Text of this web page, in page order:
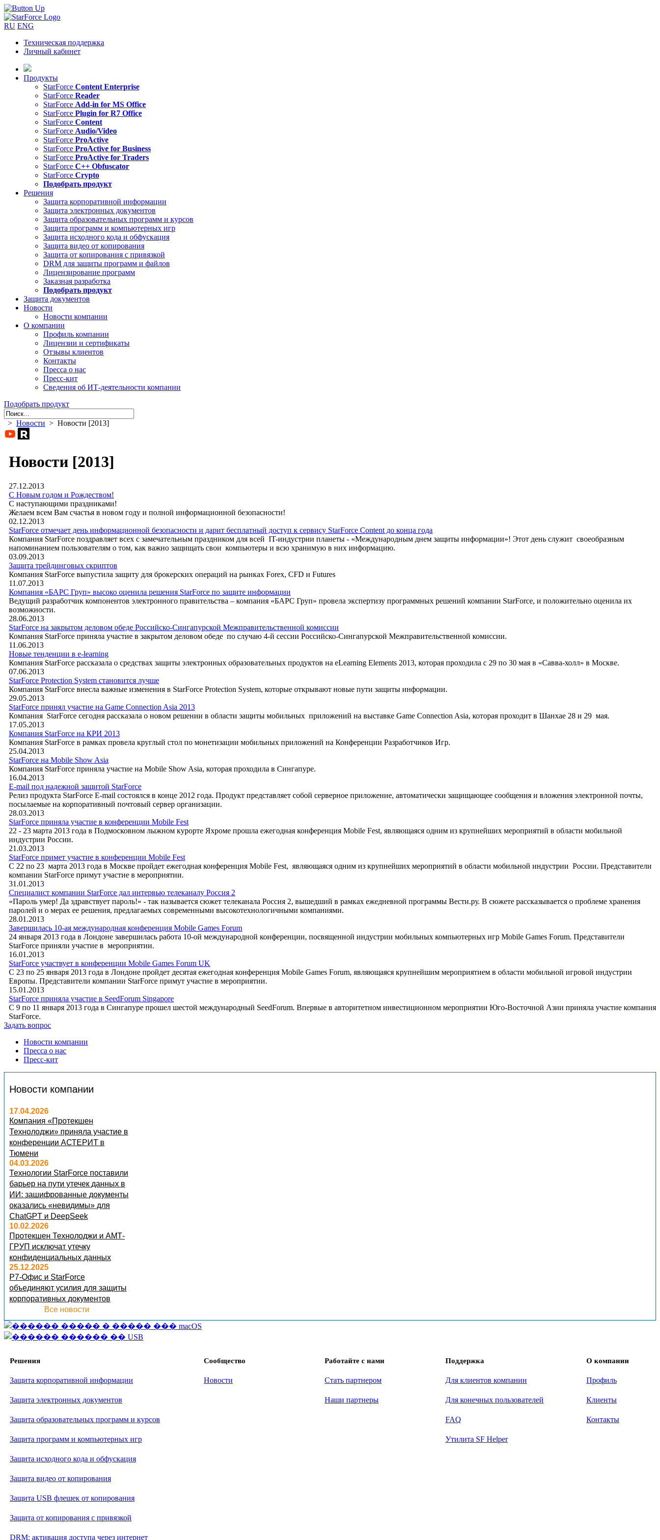
RU ENG
Техническая поддержка
Личный кабинет
Продукты
StarForce Content Enterprise
StarForce Reader
StarForce Add-in for MS Office
StarForce Plugin for R7 Office
StarForce Content
StarForce Audio/Video
StarForce ProActive
StarForce ProActive for Business
StarForce ProActive for Traders
StarForce C++ Obfuscator
StarForce Crypto
Подобрать продукт
Решения
Защита корпоративной информации
Защита электронных документов
Защита образовательных программ и курсов
Защита программ и компьютерных игр
Защита исходного кода и обфускация
Защита видео от копирования
Защита от копирования с привязкой
DRM для защиты программ и файлов
Лицензирование программ
Заказная разработка
Подобрать продукт
Защита документов
Новости
Новости компании
О компании
Профиль компании
Лицензии и сертификаты
Отзывы клиентов
Контакты
Пресса о нас
Пресс-кит
Сведения об ИТ-деятельности компании
Подобрать продукт
> Новости > Новости [2013]
Новости [2013]
27.12.2013
С Новым годом и Рождеством!
C наступающими праздниками!
Желаем всем Вам счастья в новом году и полной информационной безопасности!
02.12.2013
StarForce отмечает день информационной безопасности и дарит бесплатный доступ к сервису StarForce Content до конца года
Компания StarForce поздравляет всех с замечательным праздником для всей IT-индустрии планеты - «Международным днем защиты информации»! Этот день служит своеобразным
напоминанием пользователям о том, как важно защищать свои компьютеры и всю хранимую в них информацию.
03.09.2013
Защита трейдинговых скриптов
Компания StarForce выпустила защиту для брокерских операций на рынках Forex, CFD и Futures
11.07.2013
Компания «БАРС Груп» высоко оценила решения StarForce по защите информации
Ведущий разработчик компонентов электронного правительства – компания «БАРС Груп» провела экспертизу программных решений компании StarForce, и положительно оценила их
возможности.
28.06.2013
StarForce на закрытом деловом обеде Российско-Сингапурской Межправительственной комиссии
Компания StarForce приняла участие в закрытом деловом обеде по случаю 4-й сессии Российско-Сингапурской Межправительственной комиссии.
11.06.2013
Новые тенденции в e-learning
Компания StarForce рассказала о средствах защиты электронных образовательных продуктов на eLearning Elements 2013, которая проходила с 29 по 30 мая в «Савва-холл» в Москве.
07.06.2013
StarForce Protection System становится лучше
Компания StarForce внесла важные изменения в StarForce Protection System, которые открывают новые пути защиты информации.
29.05.2013
StarForce принял участие на Game Connection Asia 2013
Компания StarForce сегодня рассказала о новом решении в области защиты мобильных приложений на выставке Game Connection Asia, которая проходит в Шанхае 28 и 29 мая.
17.05.2013
Компания StarForce на КРИ 2013
Компания StarForce в рамках провела круглый стол по монетизации мобильных приложений на Конференции Разработчиков Игр.
25.04.2013
StarForce на Mobile Show Asia
Компания StarForce приняла участие на Mobile Show Asia, которая проходила в Сингапуре.
16.04.2013
E-mail под надежной защитой StarForce
Релиз продукта StarForce E-mail состоялся в конце 2012 года. Продукт представляет собой серверное приложение, автоматически защищающее сообщения и вложения электронной почты,
посылаемые на корпоративный почтовый сервер организации.
28.03.2013
StarForce приняла участие в конференции Mobile Fest
22 - 23 марта 2013 года в Подмосковном лыжном курорте Яхроме прошла ежегодная конференция Mobile Fest, являющаяся одним из крупнейших мероприятий в области мобильной
индустрии России.
21.03.2013
StarForce примет участие в конференции Mobile Fest
С 22 по 23 марта 2013 года в Москве пройдет ежегодная конференция Mobile Fest, являющаяся одним из крупнейших мероприятий в области мобильной индустрии России. Представители
компании StarForce примут участие в мероприятии.
31.01.2013
Специалист компании StarForce дал интервью телеканалу Россия 2
«Пароль умер! Да здравствует пароль!» - так называется сюжет телеканала Россия 2, вышедший в рамках ежедневной программы Вести.ру. В сюжете рассказывается о проблеме хранения
паролей и о мерах ее решения, предлагаемых современными высокотехнологичными компаниями.
28.01.2013
Завершилась 10-ая международная конференция Mobile Games Forum
24 января 2013 года в Лондоне завершилась работа 10-ой международной конференции, посвященной индустрии мобильных компьютерных игр Mobile Games Forum. Представители
StarForce приняли участие в мероприятии.
16.01.2013
StarForce участвует в конференции Mobile Games Forum UK
С 23 по 25 января 2013 года в Лондоне пройдет десятая ежегодная конференция Mobile Games Forum, являющаяся крупнейшим мероприятием в области мобильной игровой индустрии
Европы. Представители компании StarForce примут участие в мероприятии.
15.01.2013
StarForce приняла участие в SeedForum Singapore
С 9 по 11 января 2013 года в Сингапуре прошел шестой международный SeedForum. Впервые в авторитетном инвестиционном мероприятии Юго-Восточной Азии приняла участие компания
StarForce.
Задать вопрос
Новости компании
Пресса о нас
Пресс-кит
Новости компании
17.04.2026
Компания «Протекшен
Технолоджи» приняла участие в
конференции АСТЕРИТ в
Тюмени
04.03.2026
Технологии StarForce поставили
барьер на пути утечек данных в
ИИ: зашифрованные документы
оказались «невидимы» для
ChatGPT и DeepSeek
10.02.2026
Протекшен Технолоджи и АМТ-
ГРУП исключат утечку
конфиденциальных данных
25.12.2025
Р7-Офис и StarForce
объединяют усилия для защиты
корпоративных документов
Все новости
Решения Сообщество Работайте с нами Поддержка О компании
Защита корпоративной информации Новости Стать партнером Для клиентов компании Профиль
Защита электронных документов Наши партнеры Для конечных пользователей Клиенты
Защита образовательных программ и курсов FAQ Контакты
Защита программ и компьютерных игр Утилита SF Helper
Защита исходного кода и обфускация
Защита видео от копирования
Защита USB флешек от копирования
Защита от копирования с привязкой
DRM: активация доступа через интернет